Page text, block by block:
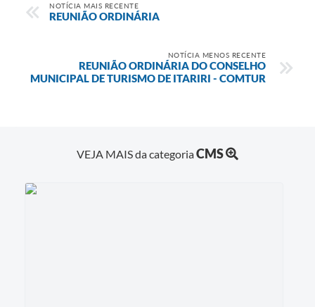
NOTÍCIA MAIS RECENTE
REUNIÃO ORDINÁRIA
NOTÍCIA MENOS RECENTE
REUNIÃO ORDINÁRIA DO CONSELHO
MUNICIPAL DE TURISMO DE ITARIRI - COMTUR
VEJA MAIS da categoriaCMS